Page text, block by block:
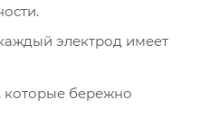
электрод имеет
которые бережно